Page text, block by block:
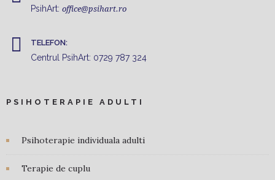
PsihArt: office@psihart.ro
TELEFON:
Centrul PsihArt: 0729 787 324
PSIHOTERAPIE ADULTI
Psihoterapie individuala adulti
Terapie de cuplu